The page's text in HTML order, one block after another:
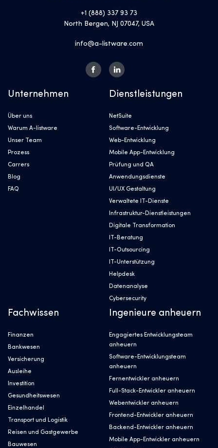
+1 (888) 337 93 73
North Bergen, NJ 07047, USA
info@a-listware.com
Unternehmen
Über uns
Warum A-listware
Unser Team
Prozess
Carrers
Blog
FAQ
Dienstleistungen
NetSuite
Software-Entwicklung
Web-Entwicklung
Mobile App-Entwicklung
Prüfung und QA
Anwendungsdienste
UI/UX Gestaltung
Verwaltete IT-Dienste
Infrastruktur-Dienstleistungen
Digitale Transformation
IT-Beratung
IT-Outsourcing
IT-Unterstützung
Helpdesk
Datenanalyse
Cybersecurity
Fachwissen
Finanzen
Bankwesen
Versicherung
Ausleihe
Investition
Gesundheitswesen
Einzelhandel
Transport und Logistik
Reisen und Gastgewerbe
Bauwesen
Ingenieure anheuern
Engagiertes Entwicklungsteam
anheuern
Software-Entwicklungsteam
anheuern
Fernentwickler anheuern
Full-Stack-Entwickler anheuern
Webentwickler anheuern
Frontend-Entwickler anheuern
Backend-Entwickler anheuern
Mobile App-Entwickler anheuern